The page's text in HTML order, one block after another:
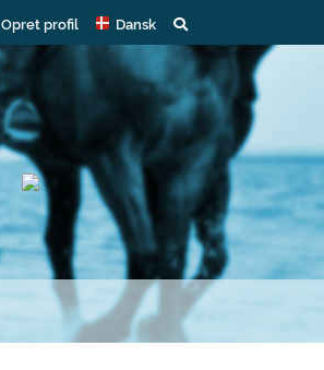
Opret profil Dansk